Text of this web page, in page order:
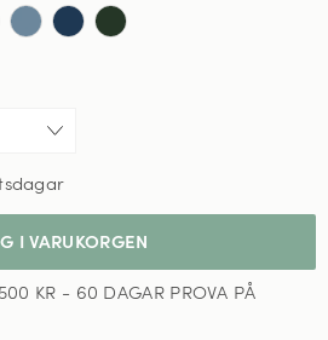
I VARUKORGEN
KR - 60 DAGAR PROVA PÅ